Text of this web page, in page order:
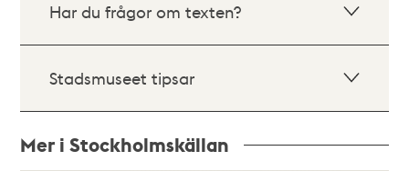
Har du frågor om texten?
Stadsmuseet tipsar
Mer i Stockholmskällan